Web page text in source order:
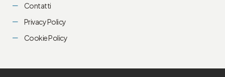
Contatti
Privacy Policy
Cookie Policy